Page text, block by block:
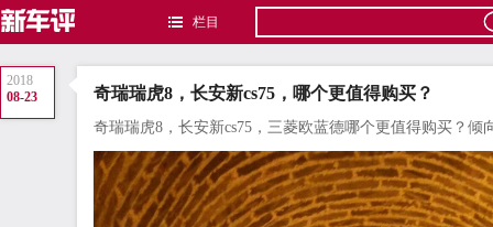
栏目
2018
08-23
奇瑞瑞虎8，长安新cs75，哪个更值得购买？
奇瑞瑞虎8，长安新cs75，三菱欧蓝德哪个更值得购买？